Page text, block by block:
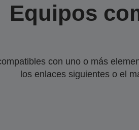
Equipos
con uno o más
los enlaces siguientes o el